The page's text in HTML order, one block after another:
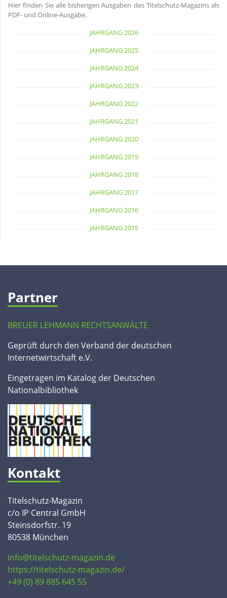
Hier finden Sie alle bisherigen Ausgaben des Titelschutz-Magazins als
PDF- und Online-Ausgabe.
JAHRGANG 2026
JAHRGANG 2025
JAHRGANG 2024
JAHRGANG 2023
JAHRGANG 2022
JAHRGANG 2021
JAHRGANG 2020
JAHRGANG 2019
JAHRGANG 2018
JAHRGANG 2017
JAHRGANG 2016
JAHRGANG 2015
Partner
BREUER LEHMANN RECHTSANWÄLTE
Geprüft durch den Verband der deutschen
Internetwirtschaft e.V.
Eingetragen im Katalog der Deutschen
Nationalbibliothek
Kontakt
Titelschutz-Magazin
c/o IP Central GmbH
Steinsdorfstr. 19
80538 München
info@titelschutz-magazin.de
https://titelschutz-magazin.de/
+49 (0) 89 885 645 55